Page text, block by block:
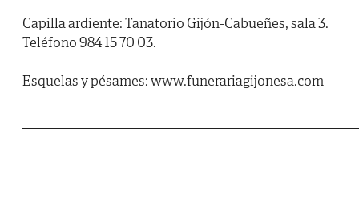
Capilla ardiente: Tanatorio Gijón-Cabueñes, sala 3.
Teléfono 984 15 70 03.
Esquelas y pésames: www.funerariagijonesa.com